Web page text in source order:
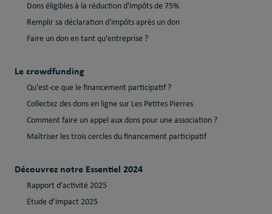
Dons éligibles à la réduction d'impôts de 75%
Remplir sa déclaration d'impôts après un don
Faire un don en tant qu’entreprise ?
Le crowdfunding
Qu’est-ce que le financement participatif ?
Collectez des dons en ligne sur Les Petites Pierres
Comment faire un appel aux dons pour une association ?
Maîtriser les trois cercles du financement participatif
Découvrez notre Essentiel 2024
Rapport d’activité 2025
Étude d’impact 2025